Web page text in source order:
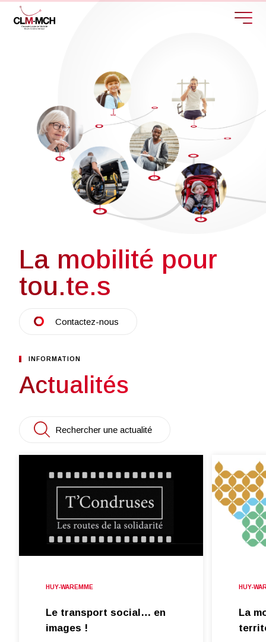
La mobilité pour
tou.te.s
Contactez-nous
INFORMATION
Actualités
Rechercher une actualité
HUY-WAREMME
Le transport social… en
images !
HUY-
La